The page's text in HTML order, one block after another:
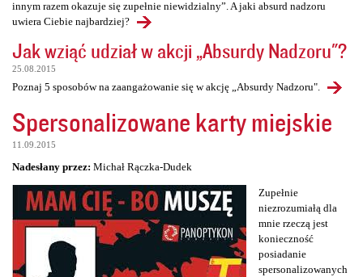
innym razem okazuje się zupełnie niewidzialny”. A jaki absurd nadzoru
uwiera Ciebie najbardziej?
Jak wziąć udział w akcji „Absurdy Nadzoru"?
25.08.2015
Poznaj 5 sposobów na zaangażowanie się w akcję „Absurdy Nadzoru".
Spersonalizowane karty miejskie
11.09.2015
Nadesłany przez: Michał Rączka-Dudek
Zupełnie
niezrozumiałą dla
mnie rzeczą jest
konieczność
posiadanie
spersonalizowanych